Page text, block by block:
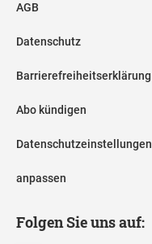
AGB
Datenschutz
Barrierefreiheitserklärung
Abo kündigen
Datenschutzeinstellungen
anpassen
Folgen Sie uns auf: